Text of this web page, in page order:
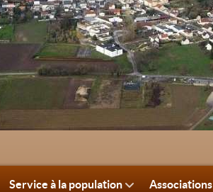
Service à la population Associations